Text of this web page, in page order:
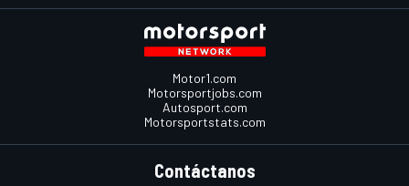
Motor1.com
Motorsportjobs.com
Autosport.com
Motorsportstats.com
Contáctanos